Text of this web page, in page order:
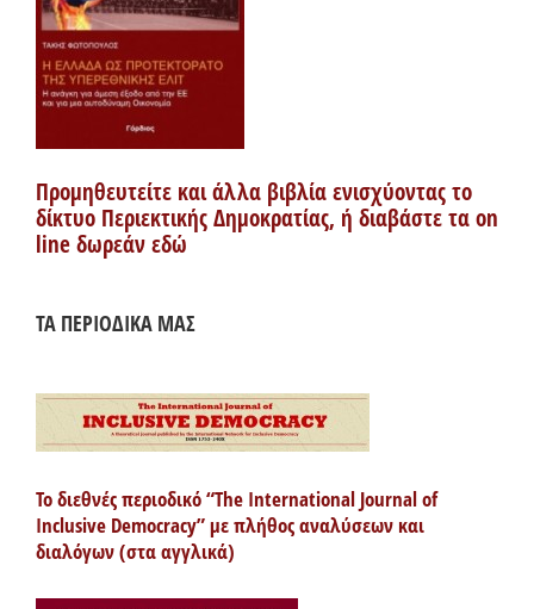
Προμηθευτείτε και άλλα βιβλία ενισχύοντας το
δίκτυο Περιεκτικής Δημοκρατίας, ή διαβάστε τα on
line δωρεάν εδώ
ΤΑ ΠΕΡΙΟΔΙΚΑ ΜΑΣ
Το διεθνές περιοδικό “The International Journal of
Inclusive Democracy” με πλήθος αναλύσεων και
διαλόγων (στα αγγλικά)